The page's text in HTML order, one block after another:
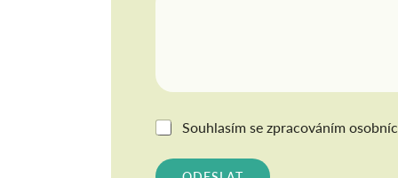
G
P
Souhlasím sezpracováním